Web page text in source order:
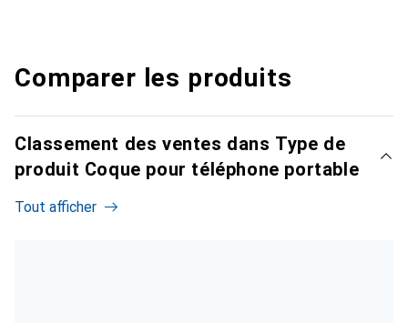
Comparer les produits
Classement des ventes dans Type de
produit Coque pour téléphone portable
Tout afficher